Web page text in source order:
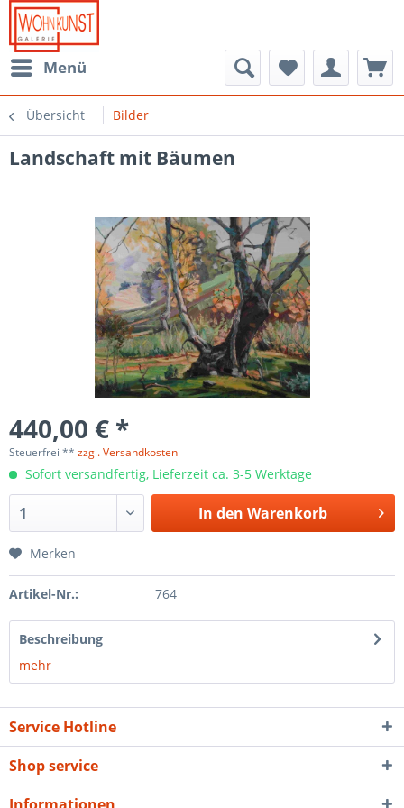
Menü
Übersicht Bilder
Landschaft mit Bäumen
440,00 € *
Steuerfrei ** zzgl. Versandkosten
Sofort versandfertig, Lieferzeit ca. 3-5 Werktage
In den Warenkorb
Merken
Artikel-Nr.: 764
Beschreibung
mehr
Service Hotline
Shop service